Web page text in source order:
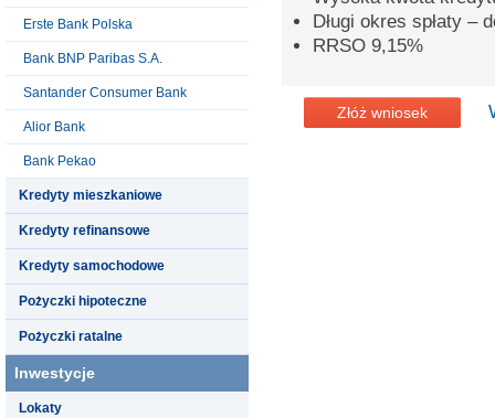
Erste Bank Polska
Bank BNP Paribas S.A.
Santander Consumer Bank
Alior Bank
Bank Pekao
Kredyty mieszkaniowe
Kredyty refinansowe
Kredyty samochodowe
Pożyczki hipoteczne
Pożyczki ratalne
Inwestycje
Lokaty
Długi okres spłaty –
RRSO 9,15%
Złóż wniosek